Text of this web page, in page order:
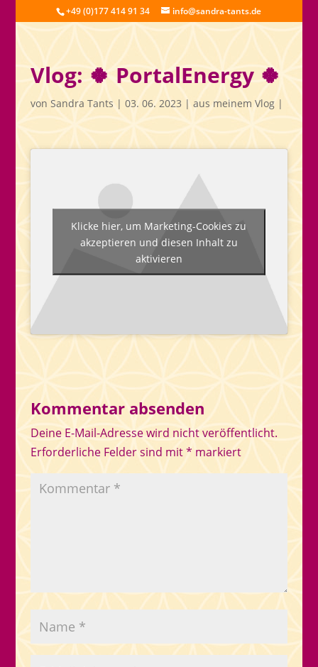
+49 (0)177 414 91 34 info@sandra-tants.de
Vlog: 🍀 PortalEnergy 🍀
von Sandra Tants | 03. 06. 2023 | aus meinem Vlog|
Klicke hier, um Marketing-Cookies zu
akzeptieren und diesen Inhalt zu
aktivieren
Kommentar absenden
Deine E-Mail-Adresse wird nicht veröffentlicht.
Erforderliche Felder sind mit* markiert